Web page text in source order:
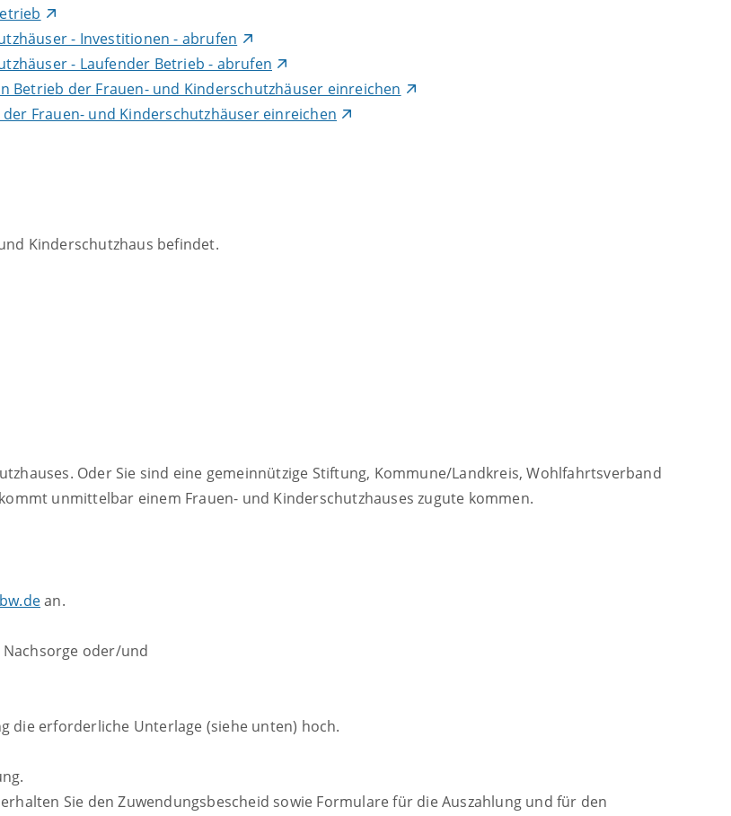
- Investitionen - abrufen
- Laufender Betrieb - abrufen
der Frauen- und Kinderschutzhäuser einreichen
Frauen- und Kinderschutzhäuser einreichen
Kinderschutzhaus befindet.
Oder Sie sind eine gemeinnützige Stiftung, Kommune/Landkreis, Wohlfahrtsverband
unmittelbar einem Frauen- und Kinderschutzhauses zugute kommen.
an.
oder/und
die erforderliche Unterlage (siehe unten) hoch.
Sie den Zuwendungsbescheid sowie Formulare für die Auszahlung und für den